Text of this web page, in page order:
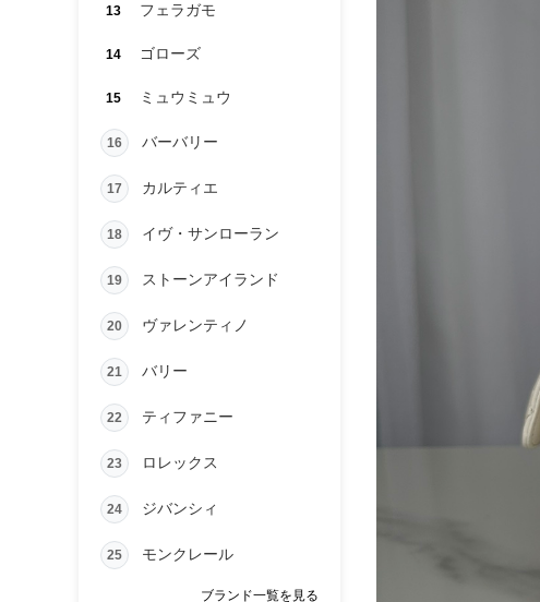
13 フェラガモ
14 ゴローズ
15 ミュウミュウ
16 バーバリー
17 カルティエ
18 イヴ・サンローラン
19 ストーンアイランド
20 ヴァレンティノ
21 バリー
22 ティファニー
23 ロレックス
24 ジバンシィ
25 モンクレール
ブランド一覧を見る